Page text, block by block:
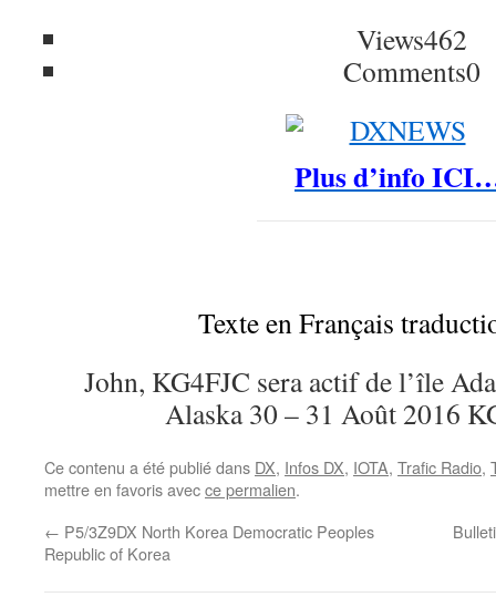
Views462
Comments0
Plus d’info
Texte en Français
John, KG4FJC sera actif de l’île
Alaska 30 – 31 Août 2016
Ce contenu a été publié dans DX, Infos DX, IOTA, Trafic Radio,
mettre en favoris avecce permalien.
← P5/3Z9DX North Korea Democratic Peoples
Republic of Korea